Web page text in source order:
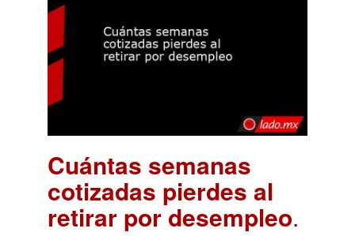
Cuántas semanas
cotizadas pierdes al
retirar por desempleo.